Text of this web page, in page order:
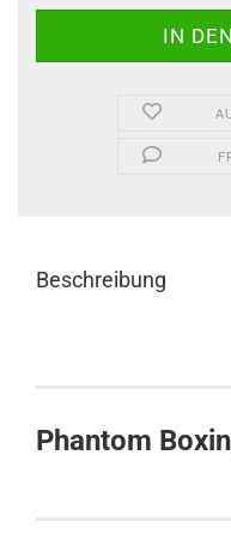
Beschreibung
Phantom